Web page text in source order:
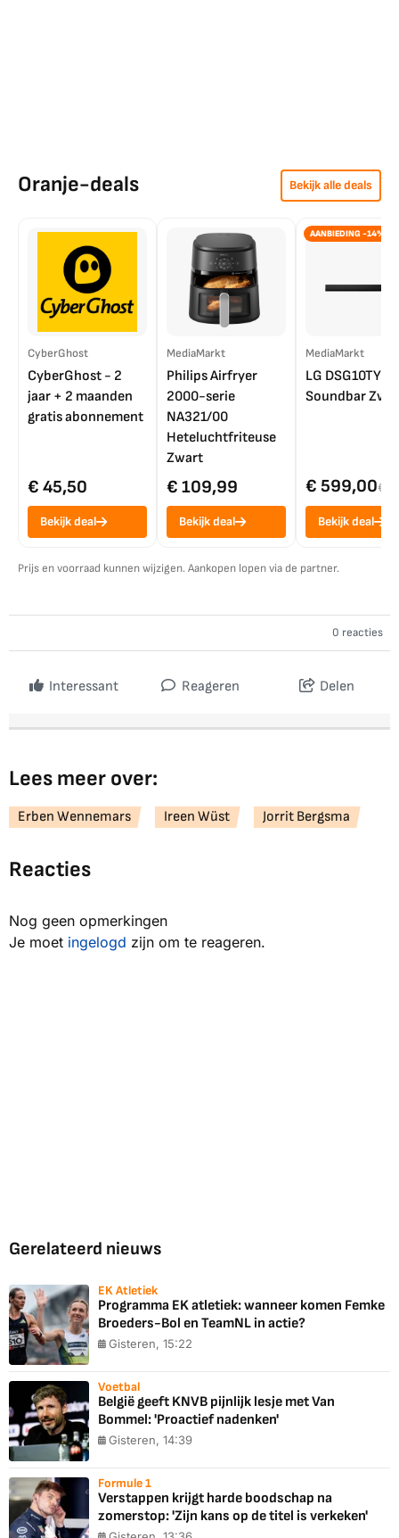
Oranje-deals Bekijk alle deals
CyberGhost
CyberGhost - 2
jaar + 2 maanden
gratis abonnement
€ 45,50
Bekijk deal
MediaMarkt
Philips Airfryer
2000-serie
NA321/00
Heteluchtfriteuse
Zwart
€ 109,99
Bekijk deal
AANBIEDING -14%
MediaMarkt
LG DSG10TY
Soundbar
€ 599,00€
Bekijk deal
Prijs en voorraad kunnen wijzigen. Aankopen lopen via de partner.
0 reacties
Interessant Reageren Delen
Lees meer over:
Erben Wennemars Ireen Wüst Jorrit Bergsma
Reacties
Nog geen opmerkingen
Je moet ingelogd zijn om te reageren.
Gerelateerd nieuws
EK Atletiek
Programma EK atletiek: wanneer komen Femke
Broeders-Bol en TeamNL in actie?
Gisteren, 15:22
Voetbal
België geeft KNVB pijnlijk lesje met Van
Bommel: 'Proactief nadenken'
Gisteren, 14:39
Formule 1
Verstappen krijgt harde boodschap na
zomerstop: 'Zijn kans op de titel is verkeken'